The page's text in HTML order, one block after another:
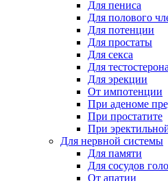
Для пениса
Для полового
Для потенции
Для простаты
Для секса
Для тестостерона
Для эрекции
От импотенции
При аденоме
При простатите
При
Для нервной системы
Для памяти
Для сосудов
От апатии